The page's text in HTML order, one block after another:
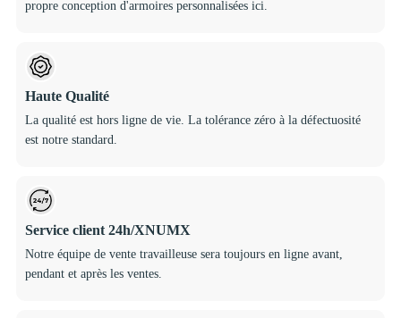
propre conception d'armoires personnalisées ici.
Haute Qualité
La qualité est hors ligne de vie. La tolérance zéro à la défectuosité
est notre standard.
Service client 24h/XNUMX
Notre équipe de vente travailleuse sera toujours en ligne avant,
pendant et après les ventes.